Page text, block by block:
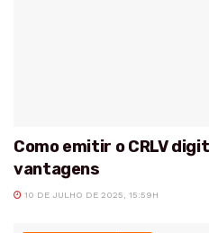
Como emitir o CRLV
vantagens
10 DE JULHO DE 2025, 15:59H